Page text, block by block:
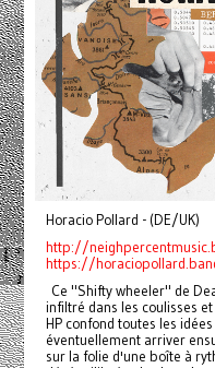
Horacio Pollard - (DE/UK)
http://
https://
Ce "Shifty wheeler" de
infiltré dans les coulisses
HP confond toutes les
éventuellement arriver
sur la folie d'une boîte à